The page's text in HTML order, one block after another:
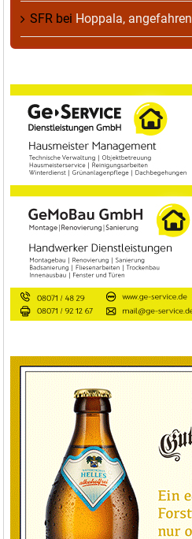
SFR bei Hoppala, angefahren